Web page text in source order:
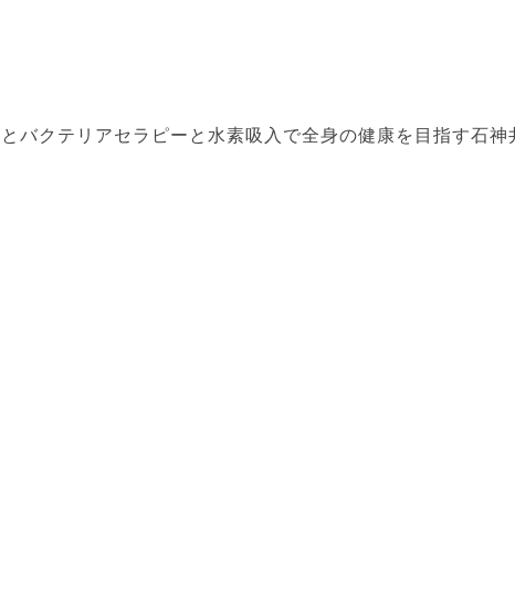
バクテリアセラピーと水素吸入で全身の健康を目指す石神